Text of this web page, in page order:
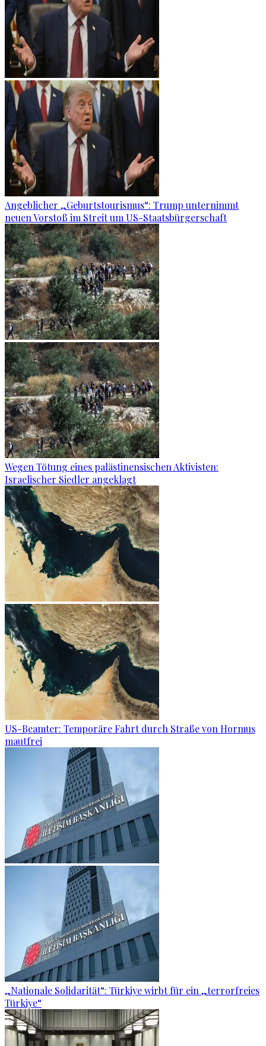
Angeblicher „Geburtstourismus“: Trump unternimmt
neuen Vorstoß im Streit um US-Staatsbürgerschaft
Wegen Tötung eines palästinensischen Aktivisten:
Israelischer Siedler angeklagt
US-Beamter: Temporäre Fahrt durch Straße von Hormus
mautfrei
„Nationale Solidarität“: Türkiye wirbt für ein „terrorfreies
Türkiye“